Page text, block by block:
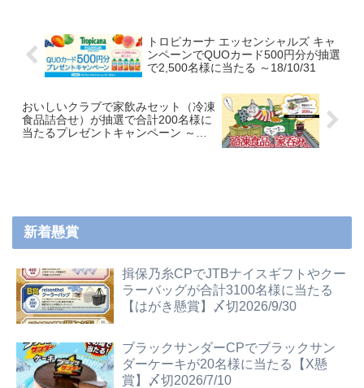
トロピカーナ エッセンシャルズ キャ
ンペーンでQUOカード500円分が抽選
で2,500名様に当たる ～18/10/31
おいしいクラブで家飲みセット（冷凍
食品詰合せ）が抽選で合計200名様に
当たるプレゼントキャンペーン ～
新着懸賞
揖保乃糸CPでJTBナイスギフトやクー
ラーバッグが合計3100名様に当たる
【はがき懸賞】〆切2026/9/30
ブラックサンダーCPでブラックサン
ダーケーキが20名様に当たる【X懸
賞】〆切2026/7/10